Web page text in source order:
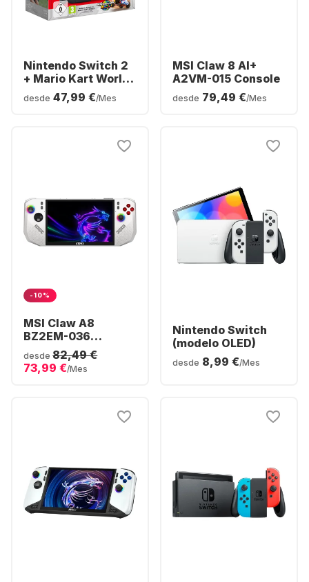
Nintendo Switch 2
+ Mario Kart World
Bundle
desde 47,99 €/Mes
MSI Claw 8 AI+
A2VM-015 Console
desde 79,49 €/Mes
-10%
MSI Claw A8
BZ2EM-036
Console | AMD
Ryzen™ Z2 Extreme
| 24GB 1TB Win11
desde 82,49 €
73,99 €/Mes
Nintendo Switch
(modelo OLED)
desde 8,99 €/Mes